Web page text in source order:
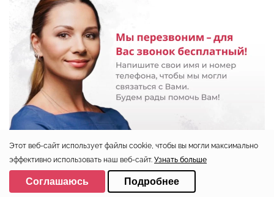
Этот веб-сайт использует файлы cookie, чтобы вы могли максимально
эффективно использовать наш веб-сайт. Узнать больше
Выберите настройки cookie
Минимальные
Соглашаюсь Подробнее